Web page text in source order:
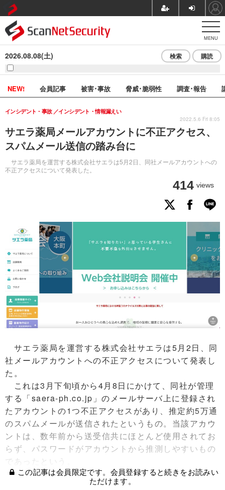
MENU
2026.08.08(土) 検索 購読
NEW! 会員記事 被害･事故 脅威･脆弱性 調査･報告
サエラ薬局メールアカウントに不正アクセス、
スパムメール送信の踏み台に
サエラ薬局を運営する株式会社サエラは5月2日、同社メールアカウントへの
不正アクセスについて発表した。
インシデント・事故 インシデント・情報漏えい
414 views
2022.5.6 Fri 8:05
サエラ薬局を運営する株式会社サエラは5月2日、同
社メールアカウントへの不正アクセスについて発表し
た。
これは3月下旬頃から4月8日にかけて、同社が管理
する「saera-ph.co.jp」のメールサーバ上に登録され
たアカウントの1つ不正アクセスがあり、推定約5万通
のスパムメールが送信されたというもの。当該アカウ
ントは、数年前から送受信共にほとんど使用されてお
らず、パスワードがアカウントから推測しやすいもの
であったという。
この記事は会員限定です。会員登録すると続きをお読みい
ただけます。